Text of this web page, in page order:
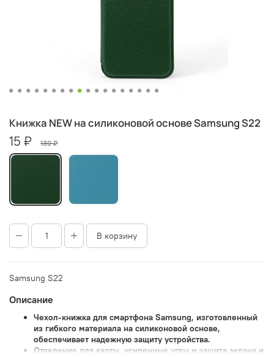
Книжка NEW на силиконовой основе Samsung S22
15 ₽ 130 ₽
В корзину
Samsung S22
Описание
Чехол-книжка для смартфона Samsung, изготовленный
из гибкого материала на силиконовой основе,
обеспечивает надежную защиту устройства.
Отделение для карты, усиленные углы и защита экрана и